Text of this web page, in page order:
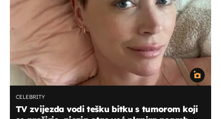
CELEBRITY
TV zvijezda vodi tešku bitku s tumorom koji